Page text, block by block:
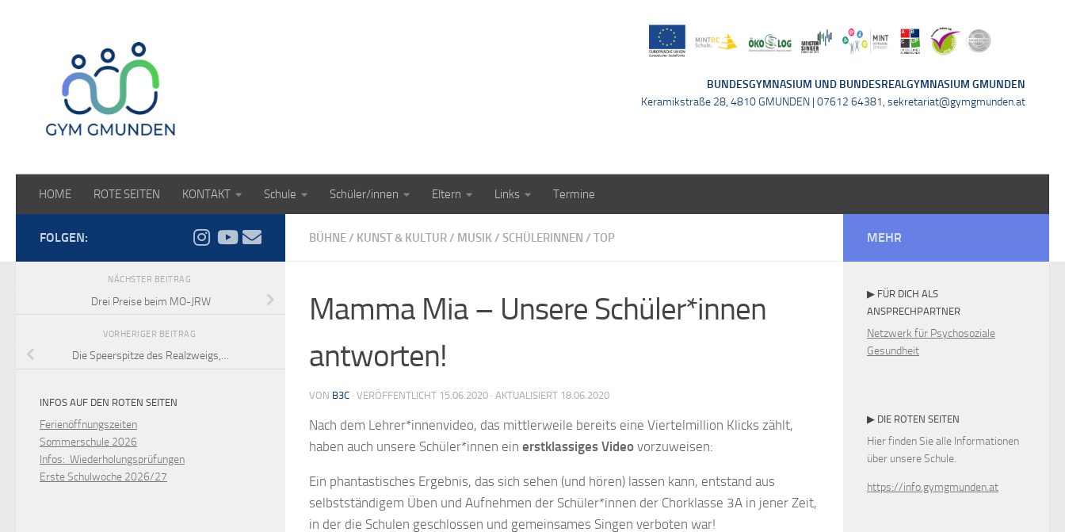
BUNDESGYMNASIUM UND BUNDESREALGYMNASIUM GMUNDEN
Keramikstraße 28, 4810 GMUNDEN | 07612 64381, sekretariat@gymgmunden.at
HOME ROTE SEITEN KONTAKT Schule Schüler/innen Eltern Links Termine
BÜHNE/ KUNST & KULTUR/ MUSIK / SCHÜLERINNEN / TOP
Mamma Mia – Unsere Schüler*innen
antworten!
VON B3C · VERÖFFENTLICHT 15.06.2020 · AKTUALISIERT 18.06.2020
Nach dem Lehrer*innenvideo, das mittlerweile bereits eine Viertelmillion Klicks zählt,
haben auch unsere Schüler*innen ein erstklassiges Video vorzuweisen:
Ein phantastisches Ergebnis, das sich sehen (und hören) lassen kann, entstand aus
selbstständigem Üben und Aufnehmen der Schüler*innen der Chorklasse 3A in jener Zeit,
in der die Schulen geschlossen und gemeinsames Singen verboten war!
FOLGEN:
NÄCHSTER BEITRAG
Drei Preise beim MO-JRW
VORHERIGER BEITRAG
Die Speerspitze des Realzweigs,…
INFOS AUF DEN ROTEN SEITEN
Ferienöffnungszeiten
Sommerschule 2026
Infos: Wiederholungsprüfungen
Erste Schulwoche 2026/27
MEHR
▶ FÜR DICH ALS
ANSPRECHPARTNER
Netzwerk für Psychosoziale
Gesundheit
▶ DIE ROTEN SEITEN
Hier finden Sie alle Informationen
über unsere Schule.
https://info.gymgmunden.at